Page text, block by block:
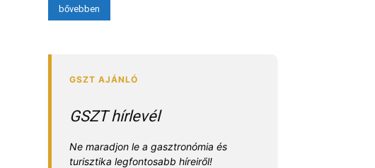
bővebben
GSZT hírlevél
Ne maradjon le a gasztronómia és
turisztika legfontosabb híreiről!